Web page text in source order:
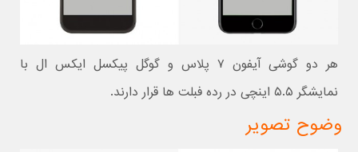
هر دو گوشی آیفون ۷ پلاس و گوگل پیکسل ایکس ال با
نمایشگر ۵.۵ اینچی در رده فبلت ها قرار دارند.
وضوح تصویر